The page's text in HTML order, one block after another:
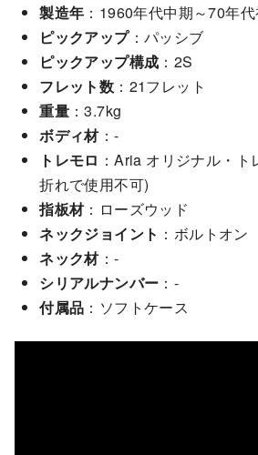
製造年 ：1960年代中期～70年
ピックアップ：パッシブ
ピックアップ構成 ：2S
フレット数 ：21フレット
重量 ：3.7kg
ボディ材：-
トレモロ ：Aria オリジナル・
折れで使用不可)
指板材：ローズウッド
ネックジョイント ：ボルトオン
ネック材：-
シリアルナンバー ：-
付属品 ：ソフトケース